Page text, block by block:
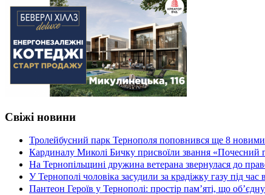
Свіжі новини
Тролейбусний парк Тернополя поповнився ще 8
Кардиналу Миколі Бичку присвоїли звання «Почесний
На Тернопільщині дружина ветерана звернулася до
У Тернополі чоловіка засудили за крадіжку газу під час
Пантеон Героїв у Тернополі: простір пам’яті, що